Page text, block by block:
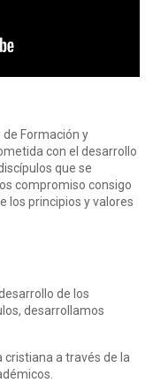
Formación y
con el desarrollo
que se
compromiso consigo
los principios y valores
de los
desarrollamos
cristiana a través de la